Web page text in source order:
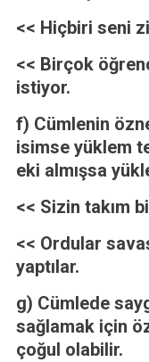
<< Hiçbiri seni
<< Birçok
istiyor.
f) Cümlenin
isimse yüklem
eki almışsa
<< Sizin takım
<< Ordular
yaptılar.
g) Cümlede
sağlamak için
çoğul olabilir.